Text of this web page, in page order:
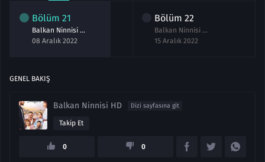
Bölüm 21
Balkan Ninnisi 21.Bölüm izle
08 Aralık 2022
Bölüm 22
Balkan Ninnisi 22.Bölüm izle
15 Aralık 2022
GENEL BAKIŞ
Balkan Ninnisi HD Dizi sayfasına git
Takip Et
0 0